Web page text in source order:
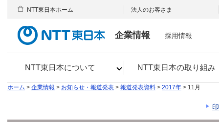
企業情報
NTT東日本について NTT東日本の取り組み
NTT東日本ホーム 法人のお客さま
採用情報
ホーム > 企業情報 > お知らせ・報道発表 > 報道発表資料 > 2017年 > 11月